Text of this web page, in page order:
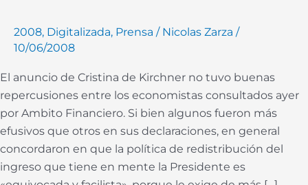
2008, Digitalizada, Prensa / Nicolas Zarza /
10/06/2008
El anuncio de Cristina de Kirchner no tuvo buenas
repercusiones entre los economistas consultados ayer
por Ambito Financiero. Si bien algunos fueron más
efusivos que otros en sus declaraciones, en general
concordaron en que la política de redistribución del
ingreso que tiene en mente la Presidente es